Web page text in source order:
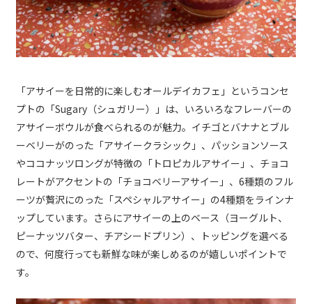
「アサイーを日常的に楽しむオールデイカフェ」というコンセ
プトの「Sugary（シュガリー）」は、いろいろなフレーバーの
アサイーボウルが食べられるのが魅力。イチゴとバナナとブル
ーベリーがのった「アサイークラシック」、パッションソース
やココナッツロングが特徴の「トロピカルアサイー」、チョコ
レートがアクセントの「チョコベリーアサイー」、6種類のフル
ーツが贅沢にのった「スペシャルアサイー」の4種類をラインナ
ップしています。さらにアサイーの上のベース（ヨーグルト、
ピーナッツバター、チアシードプリン）、トッピングを選べる
ので、何度行っても新鮮な味が楽しめるのが嬉しいポイントで
す。